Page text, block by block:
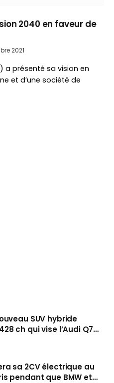
2040 en faveur de
2021
a présenté sa vision en
et d’une société de
SUV hybride
ch qui vise l’Audi Q7
cet automne
sa 2CV électrique au
pendant que BMW et